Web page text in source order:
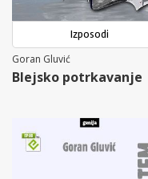
Izposodi
Goran Gluvić
Blejsko potrkavanje